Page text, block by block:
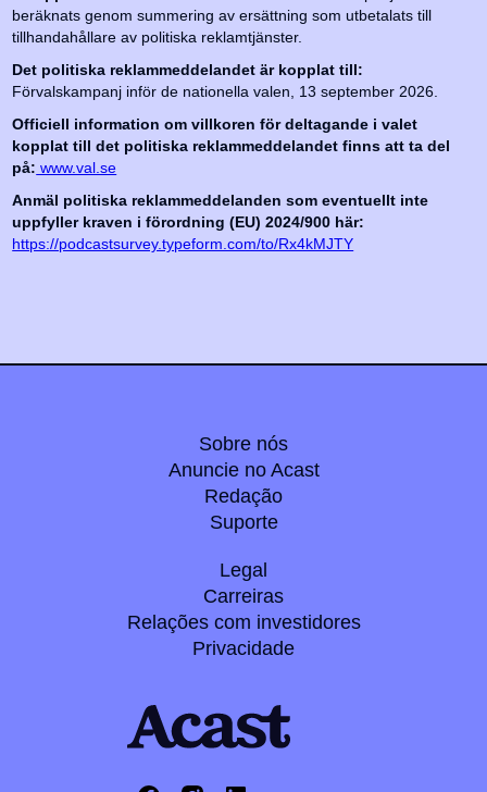
beräknats genom summering av ersättning som utbetalats till
tillhandahållare av politiska reklamtjänster.
Det politiska reklammeddelandet är kopplat till:
Förvalskampanj inför de nationella valen, 13 september 2026.
Officiell information om villkoren för deltagande i valet
kopplat till det politiska reklammeddelandet finns att ta del
på: www.val.se
Anmäl politiska reklammeddelanden som eventuellt inte
uppfyller kraven i förordning (EU) 2024/900 här:
https://podcastsurvey.typeform.com/to/Rx4kMJTY
Sobre nós
Anuncie no Acast
Redação
Suporte
Legal
Carreiras
Relações com investidores
Privacidade